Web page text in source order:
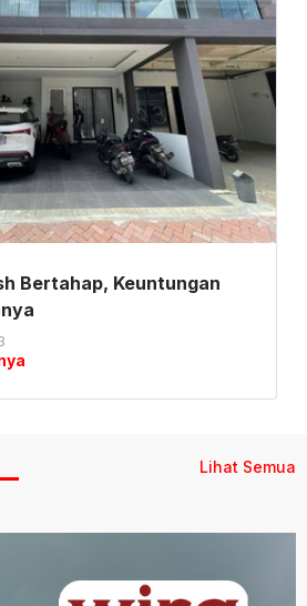
Bertahap, Keuntungan
Lihat Semua